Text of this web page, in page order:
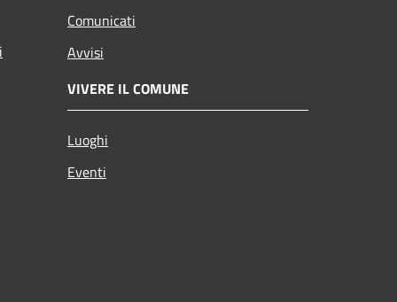
Comunicati
Avvisi
VIVERE IL COMUNE
Luoghi
Eventi